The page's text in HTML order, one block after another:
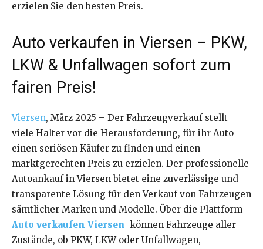
erzielen Sie den besten Preis.
Auto verkaufen in Viersen – PKW,
LKW & Unfallwagen sofort zum
fairen Preis!
Viersen, März 2025 – Der Fahrzeugverkauf stellt
viele Halter vor die Herausforderung, für ihr Auto
einen seriösen Käufer zu finden und einen
marktgerechten Preis zu erzielen. Der professionelle
Autoankauf in Viersen bietet eine zuverlässige und
transparente Lösung für den Verkauf von Fahrzeugen
sämtlicher Marken und Modelle. Über die Plattform
Auto verkaufen Viersen können Fahrzeuge aller
Zustände, ob PKW, LKW oder Unfallwagen,